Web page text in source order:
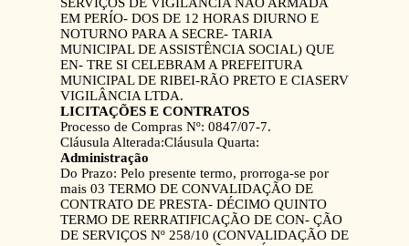
SERVIÇOS DE VIGILÂNCIA NÃO ARMADA
EM PERÍO- DOS DE 12 HORAS DIURNO E
NOTURNO PARA A SECRE- TARIA
MUNICIPAL DE ASSISTÊNCIA SOCIAL) QUE
EN- TRE SI CELEBRAM A PREFEITURA
MUNICIPAL DE RIBEI-RÃO PRETO E CIASERV
VIGILÂNCIA LTDA.
LICITAÇÕES E CONTRATOS
Processo de Compras Nº: 0847/07-7.
Cláusula Alterada:Cláusula Quarta:
Administração
Do Prazo: Pelo presente termo, prorroga-se por
mais 03 TERMO DE CONVALIDAÇÃO DE
CONTRATO DE PRESTA- DÉCIMO QUINTO
TERMO DE RERRATIFICAÇÃO DE CON- ÇÃO
DE SERVIÇOS Nº 258/10 (CONVALIDAÇÃO DE